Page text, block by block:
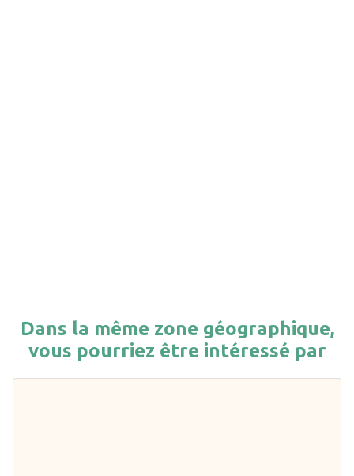
Dans la même zone géographique,
vous pourriez être intéressé par